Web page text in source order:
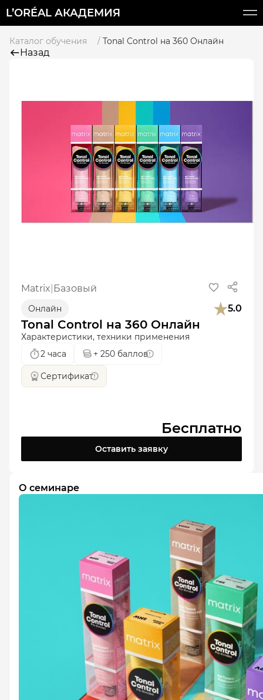
L’ORÉAL АКАДЕМИЯ
Каталог обучения Tonal Control на 360 Онлайн
Назад
Matrix Базовый
Онлайн 5.0
Tonal Control на 360 Онлайн
Характеристики, техники применения
2 часа
+ 250 баллов
Сертификат
Бесплатно
Оставить заявку
О семинаре